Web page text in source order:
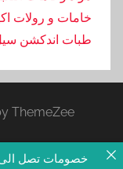
خامات و رولات
طبات اندكشن
ThemeZee.
خصومات تصل الى 40 %... قد توجد اخطاء ..اتصل